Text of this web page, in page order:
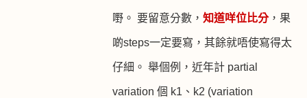
嘢。 要留意分數， 知道咩位比分，果
啲steps一定要寫，其餘就唔使寫得太
仔細。 舉個例，近年計 partial
variation 個 k1 、 k2 (variation